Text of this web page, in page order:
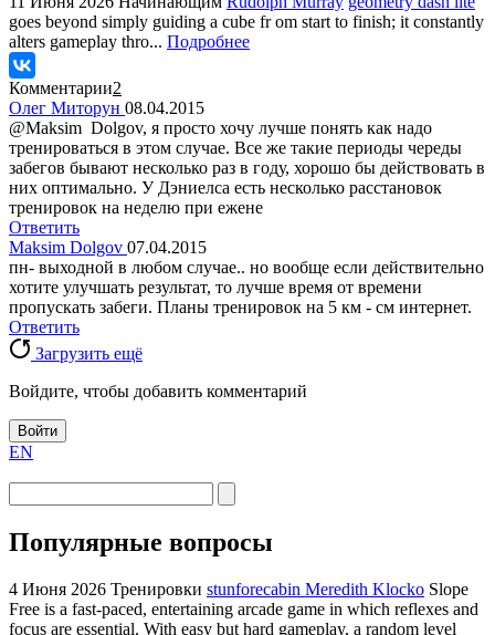
goes beyond simply guiding a cube fr om start to finish; it constantly
alters gameplay thro... Подробнее
Комментарии2
Олег Миторун 08.04.2015
@Maksim Dolgov, я просто хочу лучше понять как надо
тренироваться в этом случае. Все же такие периоды череды
забегов бывают несколько раз в году, хорошо бы действовать в
них оптимально. У Дэниелса есть несколько расстановок
тренировок на неделю при ежене
Ответить
Maksim Dolgov 07.04.2015
пн- выходной в любом случае.. но вообще если действительно
хотите улучшать результат, то лучше время от времени
пропускать забеги. Планы тренировок на 5 км - см интернет.
Ответить
Загрузить ещё
Войдите, чтобы добавить комментарий
Войти
EN
Популярные вопросы
4 Июня 2026 Тренировки stunforecabin Meredith Klocko Slope
Free is a fast-paced, entertaining arcade game in which reflexes and
focus are essential. With easy but hard gameplay, a random level